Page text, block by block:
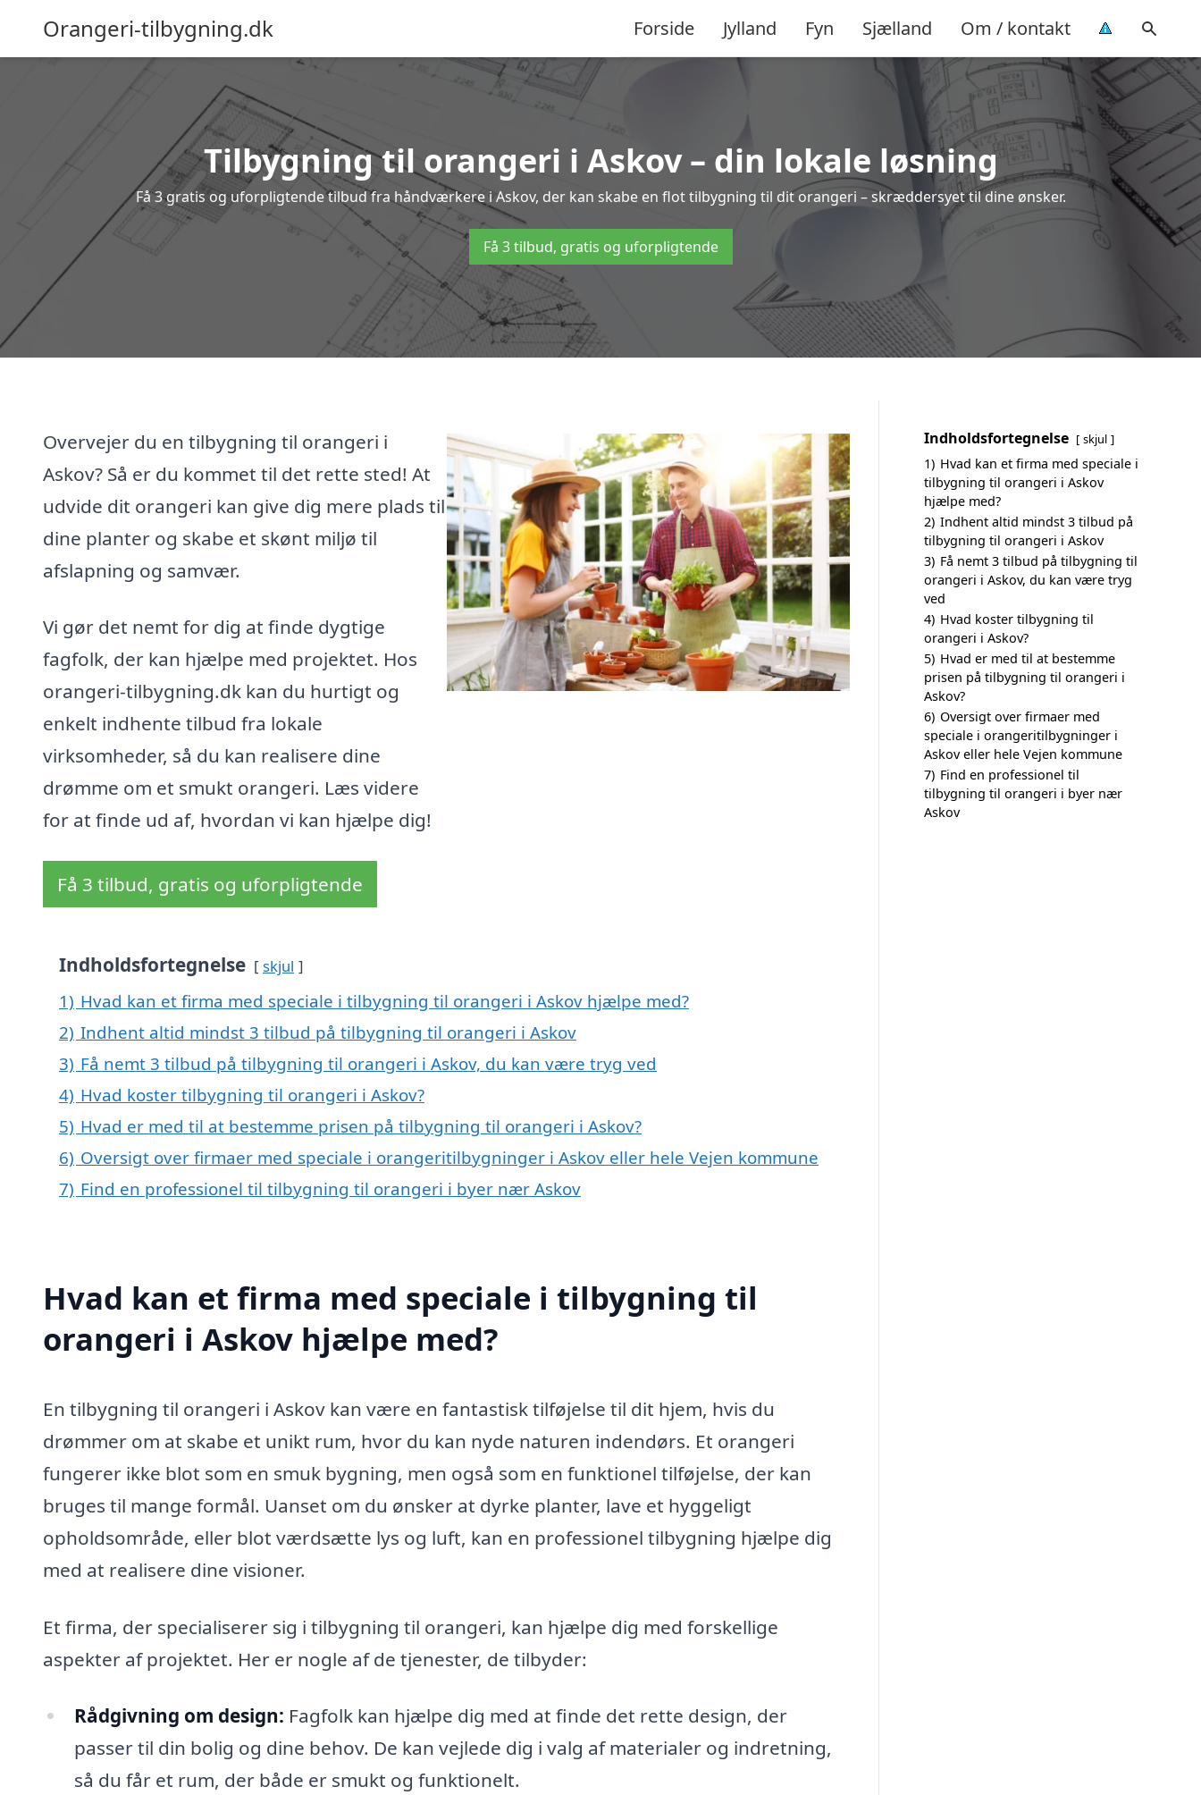
Orangeri-tilbygning.dk Forside Jylland Fyn Sjælland Om / kontakt
Tilbygning til orangeri i Askov – din lokale løsning
Få 3 gratis og uforpligtende tilbud fra håndværkere i Askov, der kan skabe en flot tilbygning til dit orangeri – skræddersyet til dine ønsker.
Få 3 tilbud, gratis og uforpligtende
Overvejer du en tilbygning til orangeri i
Askov? Så er du kommet til det rette sted! At
udvide dit orangeri kan give dig mere plads til
dine planter og skabe et skønt miljø til
afslapning og samvær.
Vi gør det nemt for dig at finde dygtige
fagfolk, der kan hjælpe med projektet. Hos
orangeri-tilbygning.dk kan du hurtigt og
enkelt indhente tilbud fra lokale
virksomheder, så du kan realisere dine
drømme om et smukt orangeri. Læs videre
for at finde ud af, hvordan vi kan hjælpe dig!
Få 3 tilbud, gratis og uforpligtende
Indholdsfortegnelse skjul
1) Hvad kan et firma med speciale i tilbygning til orangeri i Askov hjælpe med?
2) Indhent altid mindst 3 tilbud på tilbygning til orangeri i Askov
3) Få nemt 3 tilbud på tilbygning til orangeri i Askov, du kan være tryg ved
4) Hvad koster tilbygning til orangeri i Askov?
5) Hvad er med til at bestemme prisen på tilbygning til orangeri i Askov?
6) Oversigt over firmaer med speciale i orangeritilbygninger i Askov eller hele Vejen kommune
7) Find en professionel til tilbygning til orangeri i byer nær Askov
Hvad kan et firma med speciale i tilbygning til
orangeri i Askov hjælpe med?
En tilbygning til orangeri i Askov kan være en fantastisk tilføjelse til dit hjem, hvis du
drømmer om at skabe et unikt rum, hvor du kan nyde naturen indendørs. Et orangeri
fungerer ikke blot som en smuk bygning, men også som en funktionel tilføjelse, der kan
bruges til mange formål. Uanset om du ønsker at dyrke planter, lave et hyggeligt
opholdsområde, eller blot værdsætte lys og luft, kan en professionel tilbygning hjælpe dig
med at realisere dine visioner.
Et firma, der specialiserer sig i tilbygning til orangeri, kan hjælpe dig med forskellige
aspekter af projektet. Her er nogle af de tjenester, de tilbyder:
Rådgivning om design: Fagfolk kan hjælpe dig med at finde det rette design, der
passer til din bolig og dine behov. De kan vejlede dig i valg af materialer og indretning,
så du får et rum, der både er smukt og funktionelt.
Indholdsfortegnelse skjul
1) Hvad kan et firma med speciale i
tilbygning til orangeri i Askov
hjælpe med?
2) Indhent altid mindst 3 tilbud på
tilbygning til orangeri i Askov
3) Få nemt 3 tilbud på tilbygning til
orangeri i Askov, du kan være tryg
ved
4) Hvad koster tilbygning til
orangeri i Askov?
5) Hvad er med til at bestemme
prisen på tilbygning til orangeri i
Askov?
6) Oversigt over firmaer med
speciale i orangeritilbygninger i
Askov eller hele Vejen kommune
7) Find en professionel til
tilbygning til orangeri i byer nær
Askov